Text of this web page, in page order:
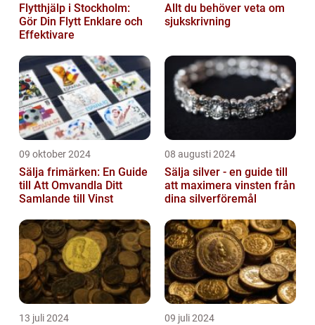
Flytthjälp i Stockholm:
Gör Din Flytt Enklare och
Effektivare
Allt du behöver veta om
sjukskrivning
09 oktober 2024
Sälja frimärken: En Guide
till Att Omvandla Ditt
Samlande till Vinst
08 augusti 2024
Sälja silver - en guide till
att maximera vinsten från
dina silverföremål
13 juli 2024 09 juli 2024